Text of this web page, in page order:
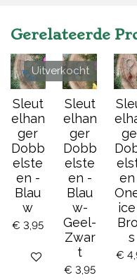
Gerelateerde
Sleut
elhan
ger
Dobb
elste
en -
Blau
w
€ 3,95
Bekijk details
Uitverkocht
Sleut
elhan
ger
Dobb
elste
en -
Blau
w-
Geel-
Zwar
t
€ 3,95
en
s
€